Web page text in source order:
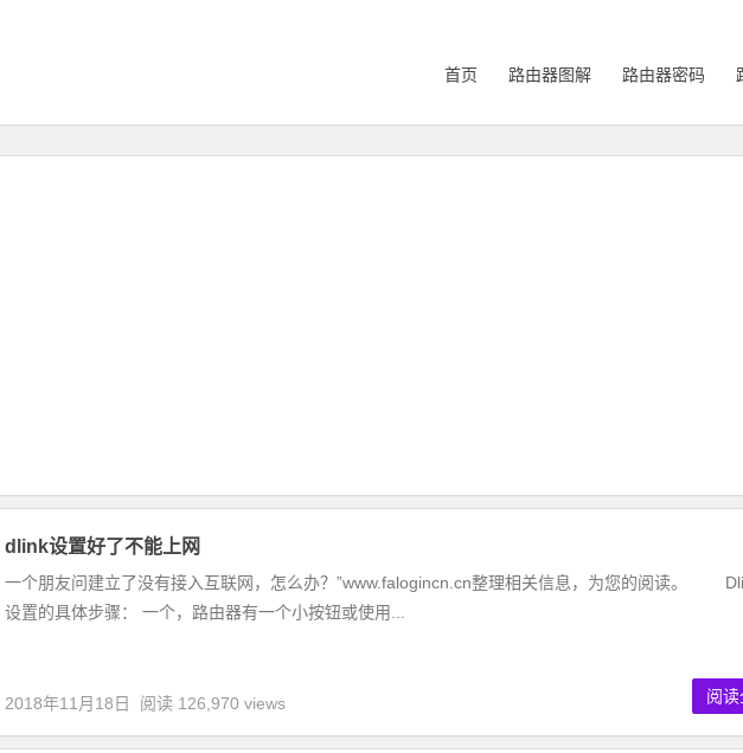
首页 路由器图解 路由器密码
dlink设置好了不能上网
一个朋友问建立了没有接入互联网，怎么办？”www.falogincn.cn整理相关信息，为您的阅读。
设置的具体步骤： 一个，路由器有一个小按钮或使用...
2018年11月18日 阅读 126,970 views 阅